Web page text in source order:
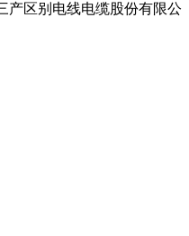
产区别电线电缆股份有限公